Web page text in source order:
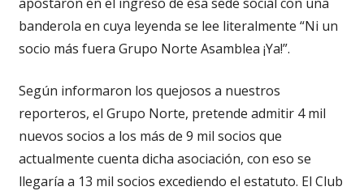
banderola en cuya leyenda se lee literalmente “Ni un
socio más fuera Grupo Norte Asamblea ¡Ya!”.
Según informaron los quejosos a nuestros
reporteros, el Grupo Norte, pretende admitir 4 mil
nuevos socios a los más de 9 mil socios que
actualmente cuenta dicha asociación, con eso se
llegaría a 13 mil socios excediendo el estatuto. El Club